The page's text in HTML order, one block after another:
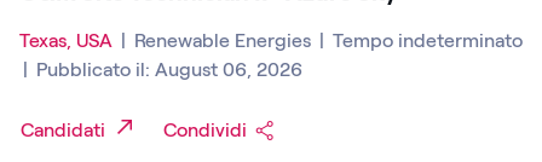
Texas, USA Renewable Energies
Tempo indeterminato
Pubblicato il: August 06, 2026
Candidati Condividi